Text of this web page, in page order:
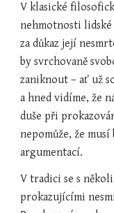
V klasické
nehmotnosti lidské
za důkaz její
by svrchovaně
zaniknout – ať už
a hned vidíme, že
duše při
nepomůže, že
argumentací.
V tradici se s
prokazujícími